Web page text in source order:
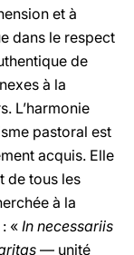
et à
dans le respect
de
à la
L’harmonie
pastoral est
acquis. Elle
de tous les
à la
« In necessariis
— unité